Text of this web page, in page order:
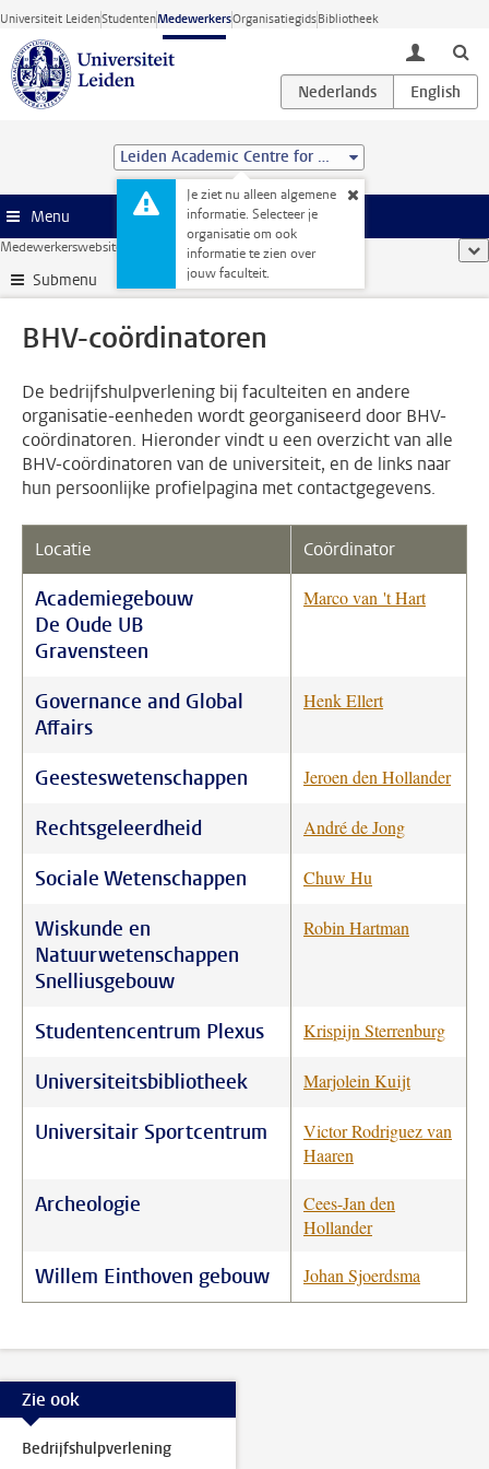
Ga direct naar de inhoud
Universiteit LeidenStudentenMedewerkersOrganisatiegidsBibliotheek
toggle
Leiden Academic Centre for Drug Research (LACDR)
Je ziet nu alleen algemene
informatie. Selecteer je
organisatie om ook
informatie te zien over
jouw faculteit.
Menu
Medewerkerswebsite BHV-coördinatoren
Submenu
BHV-coördinatoren
De bedrijfshulpverlening bij faculteiten en andere
organisatie-eenheden wordt georganiseerd door BHV-
coördinatoren. Hieronder vindt u een overzicht van alle
BHV-coördinatoren van de universiteit, en de links naar
hun persoonlijke profielpagina met contactgegevens.
Locatie Coördinator
Academiegebouw
De Oude UB
Gravensteen
Marco van 't Hart
Governance and Global
Affairs
Henk Ellert
Geesteswetenschappen Jeroen den Hollander
Rechtsgeleerdheid André de Jong
Sociale Wetenschappen Chuw Hu
Wiskunde en
Natuurwetenschappen
Snelliusgebouw
Robin Hartman
Studentencentrum Plexus Krispijn Sterrenburg
Universiteitsbibliotheek Marjolein Kuijt
Universitair Sportcentrum
Victor Rodriguez van
Haaren
Archeologie
Cees-Jan den
Hollander
Willem Einthoven gebouw Johan Sjoerdsma
Zie ook
Bedrijfshulpverlening